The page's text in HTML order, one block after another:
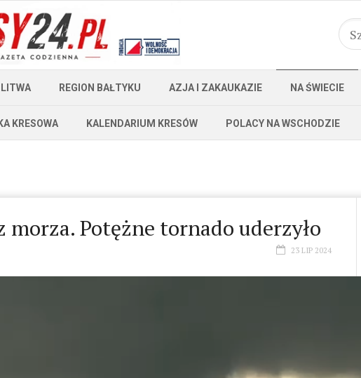
LITWA REGION BAŁTYKU AZJA I ZAKAUKAZIE NA ŚWIECIE
KRESOWA KALENDARIUM KRESÓW POLACY NA WSCHODZIE
Potężne tornado uderzyło
23 LIP 2024